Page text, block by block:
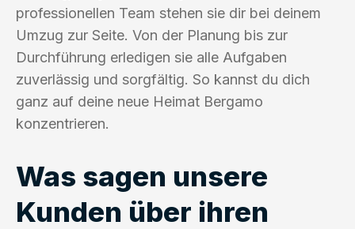
professionellen Team stehen sie dir bei deinem
Umzug zur Seite. Von der Planung bis zur
Durchführung erledigen sie alle Aufgaben
zuverlässig und sorgfältig. So kannst du dich
ganz auf deine neue Heimat Bergamo
konzentrieren.
Was sagen unsere
Kunden über ihren